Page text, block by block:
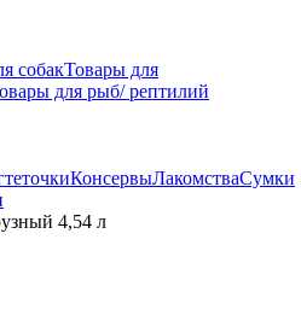
собакТовары для
для рыб/ рептилий
КонсервыЛакомстваСумки
4,54 л